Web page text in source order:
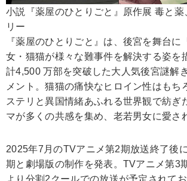
小説『薬屋のひとりごと』原作展 毒と薬
リー
『薬屋のひとりごと』は、後宮を舞台に
女・猫猫が様々な難事件を解決する姿を
計4,500 万部を突破した大人気後宮謎解
メント。猫猫の痛快なヒロイン性はもち
ステリと異国情緒あふれる世界観で紡ぎ
マが多くの共感を集め、老若男女に愛さ
2025年7月のTVアニメ第2期放送終了後
期と劇場版の制作を発表。TVアニメ第3
より分割2クールでの放送が予定されて